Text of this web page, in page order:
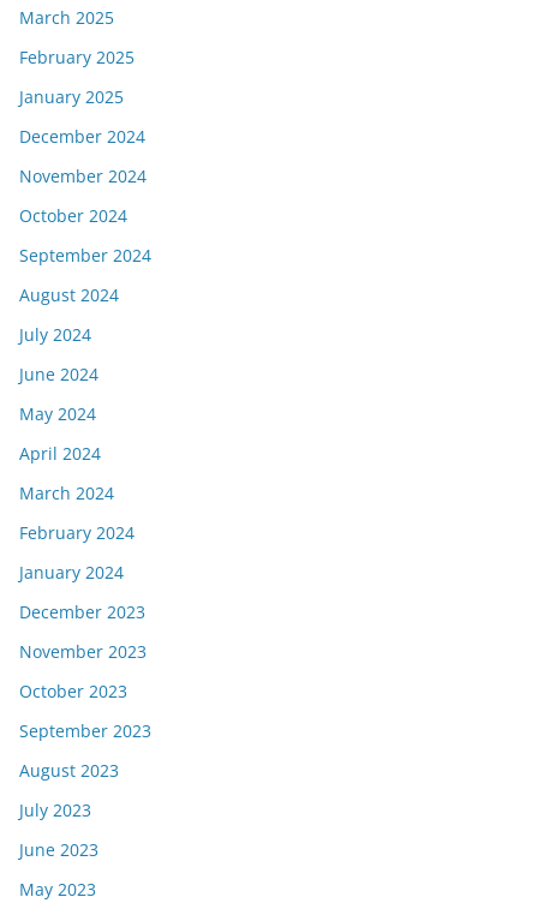
March 2025
February 2025
January 2025
December 2024
November 2024
October 2024
September 2024
August 2024
July 2024
June 2024
May 2024
April 2024
March 2024
February 2024
January 2024
December 2023
November 2023
October 2023
September 2023
August 2023
July 2023
June 2023
May 2023